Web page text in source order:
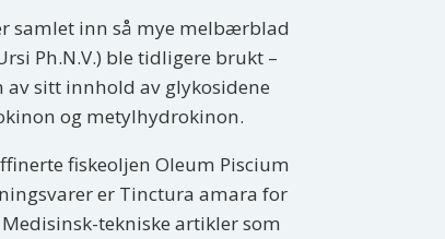
samlet inn så mye melbærblad
Ph.N.V.) ble tidligere brukt –
sitt innhold av glykosidene
og metylhydrokinon.
fiskeoljen Oleum Piscium
er Tinctura amara for
tekniske artikler som